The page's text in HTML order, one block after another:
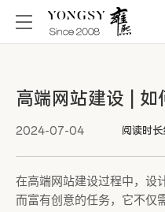
高端网站建设 | 如
2024-07-04 阅读时
在高端网站建设过程中，设
而富有创意的任务，它不仅